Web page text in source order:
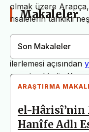
olmak üzere
risalelerin tahkikli
Dergimiz yayın
ilerlemesi açısından
arz etmektedir.
başvurular
edilecektir. Bu
önce çalışmanızın
düzenlendiğinden
Makaleler
Son Makaleler
ARAŞTIRMA
el-Hârisî’nin
Hanîfe Adlı